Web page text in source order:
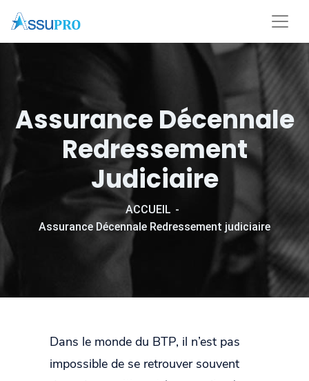
Assurance Décennale
Redressement
Judiciaire
ACCUEIL
Assurance Décennale Redressement judiciaire
Dans le monde du BTP, il n’est pas
impossible de se retrouver souvent